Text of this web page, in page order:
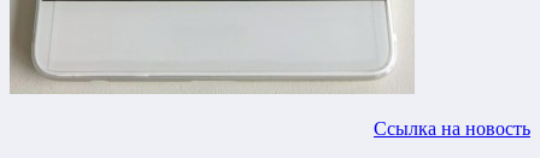
Ссылка на новость